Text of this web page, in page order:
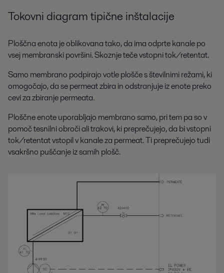
Tokovni diagram tipične inštalacije
Ploščna enota je oblikovana tako, da ima odprte kanale po
vsej membranski površini. Skoznje teče vstopni tok/retentat.
Samo membrano podpirajo votle plošče s številnimi režami, ki
omogočajo, da se permeat zbira in odstranjuje iz enote preko
cevi za zbiranje permeata.
Ploščne enote uporabljajo membrano samo, pri tem pa so v
pomoč tesnilni obroči ali trakovi, ki preprečujejo, da bi vstopni
tok/retentat vstopil v kanale za permeat. Ti preprečujejo tudi
vsakršno puščanje iz samih plošč.